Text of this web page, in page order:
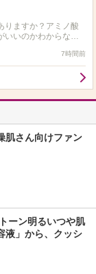
りますか？アミノ酸
いいのかわからない
7時間前
肌さん向けファン
ーン明るいつや肌
液」から、クッシ